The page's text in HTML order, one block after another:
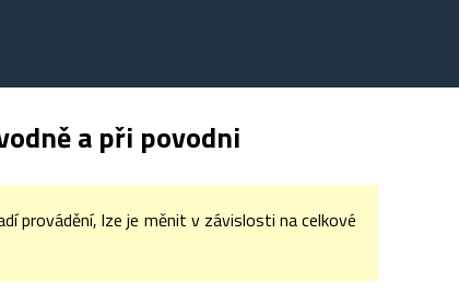
a při povodni
provádění, lze je měnit v závislosti na celkové